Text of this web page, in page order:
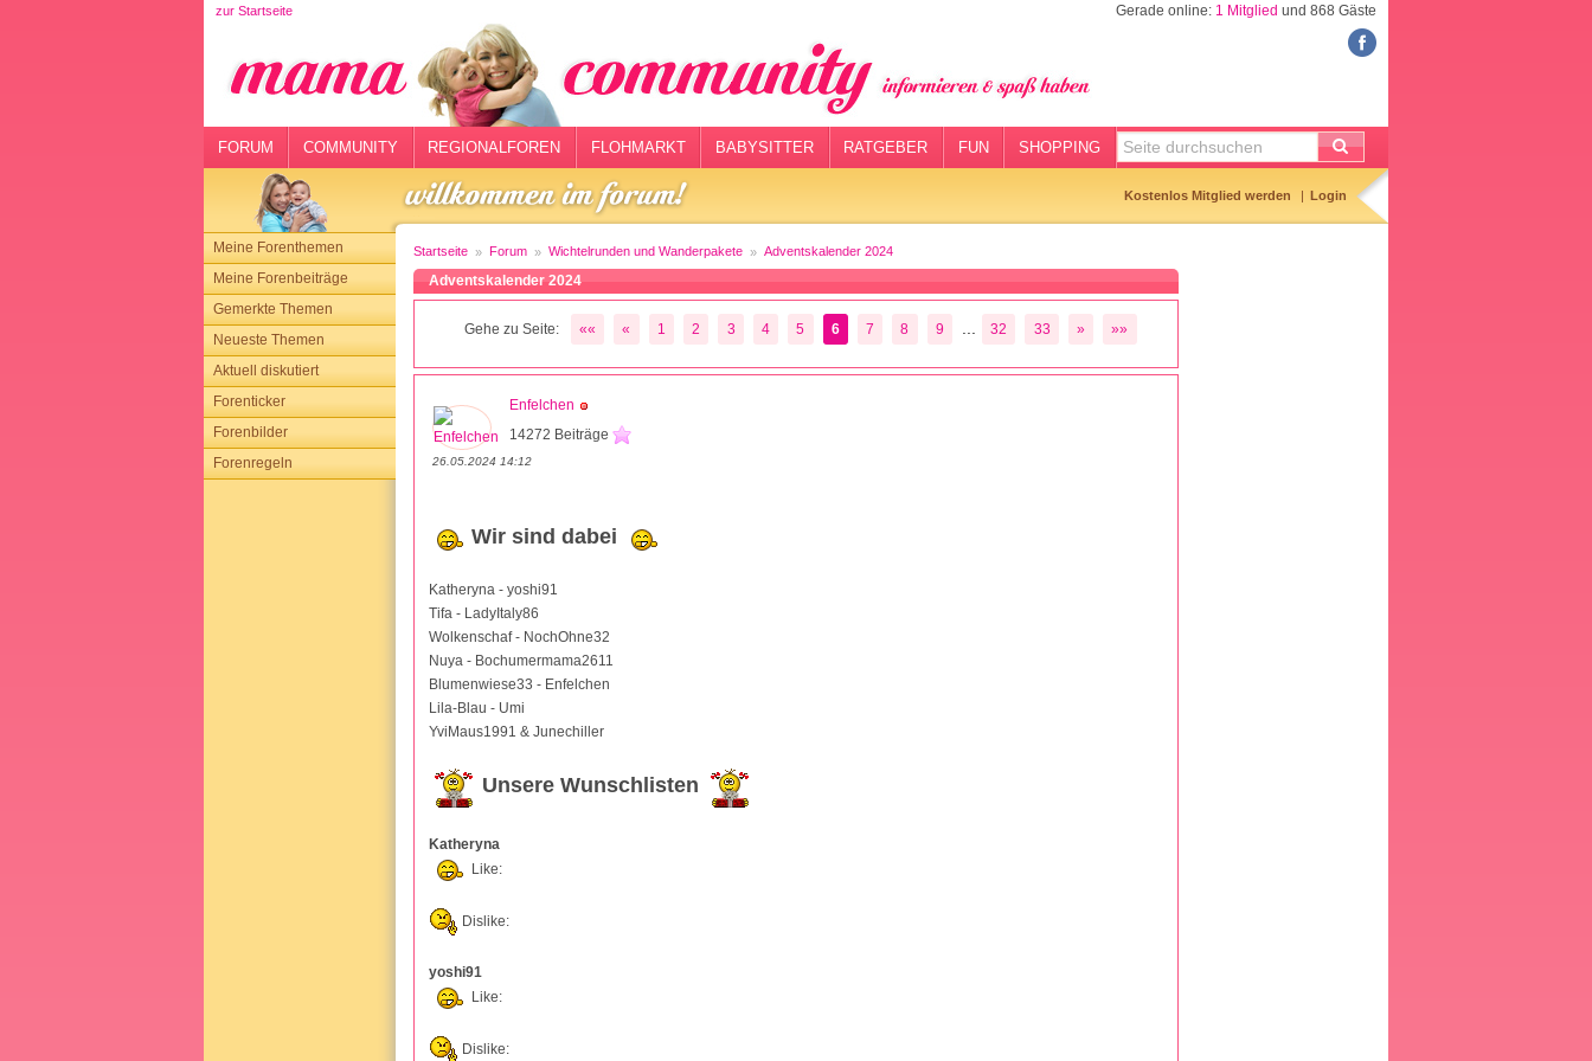
zur Startseite Gerade online: 1 Mitglied und 868 Gäste
FORUM COMMUNITY REGIONALFOREN FLOHMARKT BABYSITTER RATGEBER FUN SHOPPING
Kostenlos Mitglied werden Login
Meine Forenthemen
Meine Forenbeiträge
Gemerkte Themen
Neueste Themen
Aktuell diskutiert
Forenticker
Forenbilder
Forenregeln
Startseite Forum Wichtelrunden und Wanderpakete Adventskalender 2024
Adventskalender 2024
Gehe zu Seite: «« « 1 2 3 4 5 6 7 8 9 32 33 » »»
Enfelchen
14272 Beiträge
26.05.2024 14:12
Wir sind dabei
Katheryna - yoshi91
Tifa - LadyItaly86
Wolkenschaf - NochOhne32
Nuya - Bochumermama2611
Blumenwiese33 - Enfelchen
Lila-Blau - Umi
YviMaus1991 & Junechiller
Unsere Wunschlisten
Katheryna
Like:
Dislike:
yoshi91
Like:
Dislike: